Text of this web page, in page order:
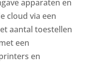
apparaten en
cloud via een
aantal toestellen
een
en